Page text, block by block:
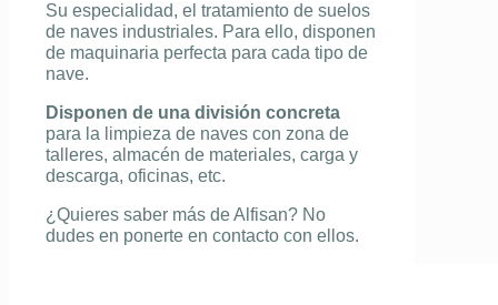
Su especialidad, el tratamiento de suelos
de naves industriales. Para ello, disponen
de maquinaria perfecta para cada tipo de
nave.
Disponen de una división concreta
para la limpieza de naves con zona de
talleres, almacén de materiales, carga y
descarga, oficinas, etc.
¿Quieres saber más de Alfisan? No
dudes en ponerte en contacto con ellos.